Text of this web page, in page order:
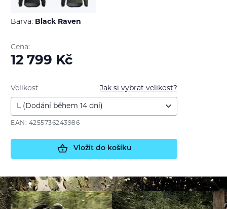
Barva: Black Raven
Cena:
12 799 Kč
Jak si vybrat velikost?
Velikost
EAN: 4255736243986
Vložit do košíku